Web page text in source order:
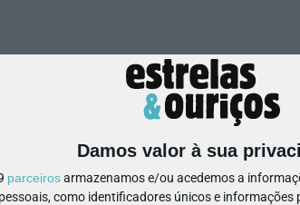
Damos valor à sua
parceirosarmazenamos e/ou acedemos a
como identificadores únicos e